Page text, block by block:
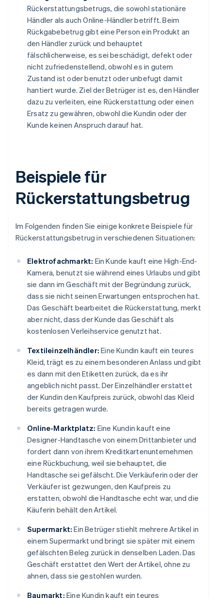
Rückerstattungsbetrugs, die sowohl stationäre
Händler als auch Online-Händler betrifft. Beim
Rückgabebetrug gibt eine Person ein Produkt an
den Händler zurück und behauptet
fälschlicherweise, es sei beschädigt, defekt oder
nicht zufriedenstellend, obwohl es in gutem
Zustand ist oder benutzt oder unbefugt damit
hantiert wurde. Ziel der Betrüger ist es, den Händler
dazu zu verleiten, eine Rückerstattung oder einen
Ersatz zu gewähren, obwohl die Kundin oder der
Kunde keinen Anspruch darauf hat.
Beispiele für
Rückerstattungsbetrug
Im Folgenden finden Sie einige konkrete Beispiele für
Rückerstattungsbetrug in verschiedenen Situationen:
Elektrofachmarkt: Ein Kunde kauft eine High-End-
Kamera, benutzt sie während eines Urlaubs und gibt
sie dann im Geschäft mit der Begründung zurück,
dass sie nicht seinen Erwartungen entsprochen hat.
Das Geschäft bearbeitet die Rückerstattung, merkt
aber nicht, dass der Kunde das Geschäft als
kostenlosen Verleihservice genutzt hat.
Textileinzelhändler: Eine Kundin kauft ein teures
Kleid, trägt es zu einem besonderen Anlass und gibt
es dann mit den Etiketten zurück, da es ihr
angeblich nicht passt. Der Einzelhändler erstattet
der Kundin den Kaufpreis zurück, obwohl das Kleid
bereits getragen wurde.
Online-Marktplatz: Eine Kundin kauft eine
Designer-Handtasche von einem Drittanbieter und
fordert dann von ihrem Kreditkartenunternehmen
eine Rückbuchung, weil sie behauptet, die
Handtasche sei gefälscht. Die Verkäuferin oder der
Verkäufer ist gezwungen, den Kaufpreis zu
erstatten, obwohl die Handtasche echt war, und die
Käuferin behält den Artikel.
Supermarkt: Ein Betrüger stiehlt mehrere Artikel in
einem Supermarkt und bringt sie später mit einem
gefälschten Beleg zurück in denselben Laden. Das
Geschäft erstattet den Wert der Artikel, ohne zu
ahnen, dass sie gestohlen wurden.
Baumarkt: Eine Kundin kauft ein teures